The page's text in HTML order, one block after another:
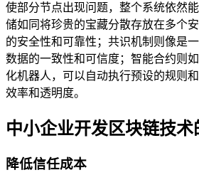
使部分节点出现问题，整个系统依然
储如同将珍贵的宝藏分散存放在多个
的安全性和可靠性；共识机制则像是
数据的一致性和可信度；智能合约则
化机器人，可以自动执行预设的规则
效率和透明度。
中小企业开发区块链技术
降低信任成本